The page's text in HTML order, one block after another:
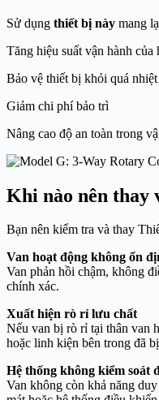
Sử dụng thiết bị này mang
Tăng hiệu suất vận hành của
Bảo vệ thiết bị khỏi quá nhiệt
Giảm chi phí bảo trì
Nâng cao độ an toàn trong
Khi nào nên thay
Bạn nên kiểm tra và thay
Van hoạt động không ổn
Van phản hồi chậm, không
chính xác.
Xuất hiện rò rỉ lưu chất
Nếu van bị rò rỉ tại thân van
hoặc linh kiện bên trong đã
Hệ thống không kiểm soát
Van không còn khả năng